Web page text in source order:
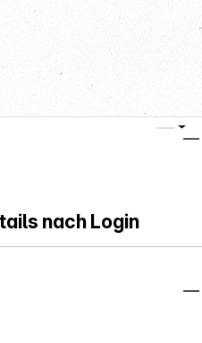
nach Login